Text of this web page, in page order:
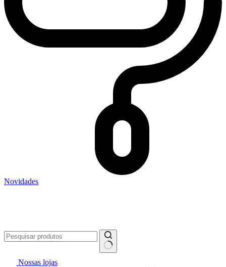
Novidades
Nossas lojas